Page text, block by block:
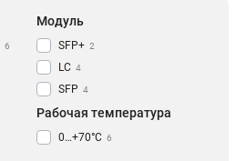
6
Модуль
SFP+ 2
LC 4
SFP 4
Рабочая температура
0…+70°C 6